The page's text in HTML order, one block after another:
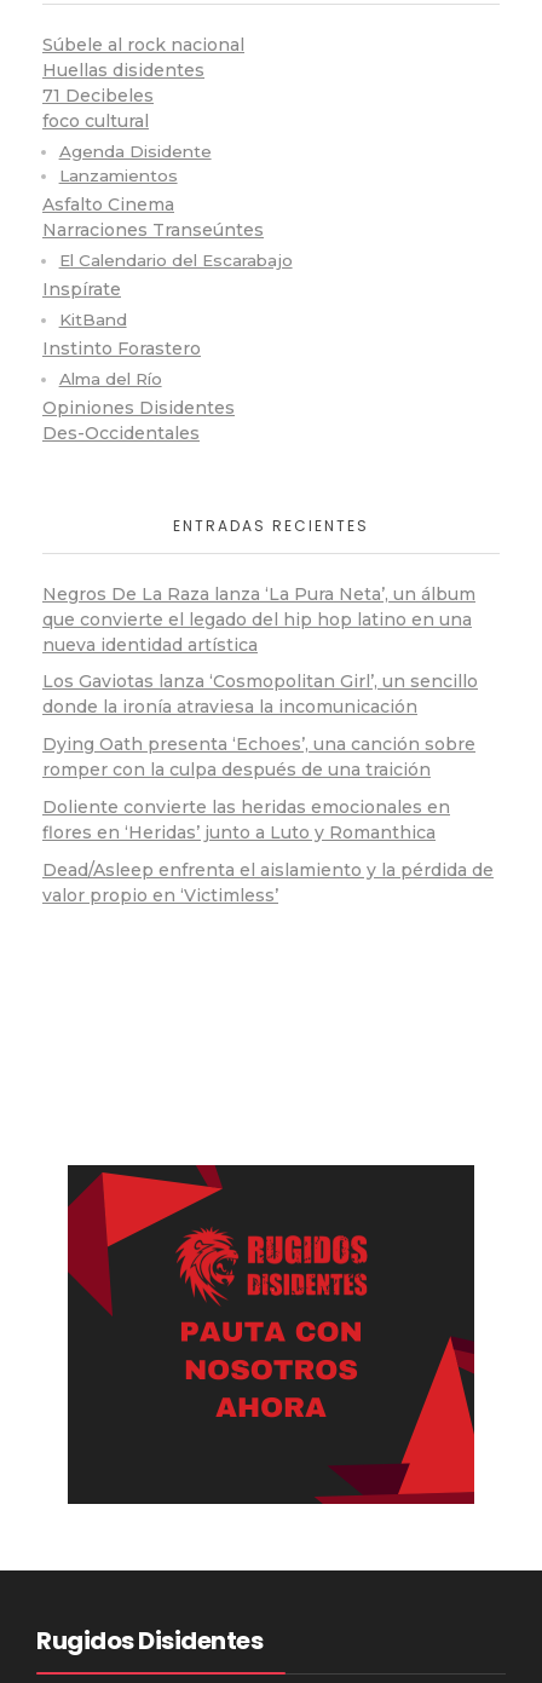
Súbele al rock nacional
Huellas disidentes
71 Decibeles
foco cultural
Agenda Disidente
Lanzamientos
Asfalto Cinema
Narraciones Transeúntes
El Calendario del Escarabajo
Inspírate
KitBand
Instinto Forastero
Alma del Río
Opiniones Disidentes
Des-Occidentales
ENTRADAS RECIENTES
Negros De La Raza lanza ‘La Pura Neta’, un álbum
que convierte el legado del hip hop latino en una
nueva identidad artística
Los Gaviotas lanza ‘Cosmopolitan Girl’, un sencillo
donde la ironía atraviesa la incomunicación
Dying Oath presenta ‘Echoes’, una canción sobre
romper con la culpa después de una traición
Doliente convierte las heridas emocionales en
flores en ‘Heridas’ junto a Luto y Romanthica
Dead/Asleep enfrenta el aislamiento y la pérdida de
valor propio en ‘Victimless’
Rugidos Disidentes